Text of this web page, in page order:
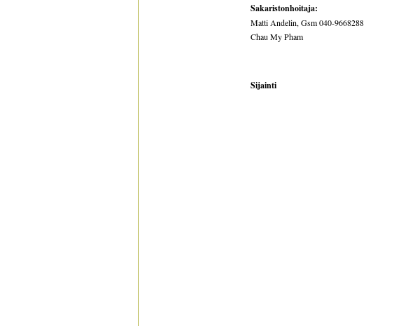
Sakaristonhoitaja:
Matti Andelin, Gsm 040-9668288
Chau My Pham
Sijainti